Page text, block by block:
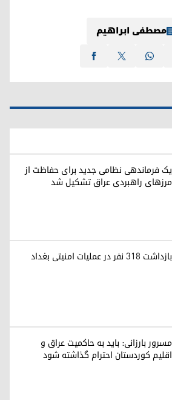
مصطفی ابراهیم
یک فرماندهی نظامی جدید برای حفاظت از
مرزهای راهبردی عراق تشکیل شد
بازداشت ۳۱۸ نفر در عملیات امنیتی بغداد
مسرور بارزانی: باید به حاکمیت عراق و
اقلیم کوردستان احترام گذاشته شود